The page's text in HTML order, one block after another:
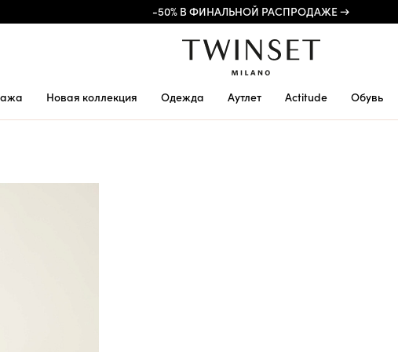
-50% В ФИНАЛЬНОЙ РАСПРОДАЖЕ →
Новая коллекция Одежда Аутлет Actitude Обувь